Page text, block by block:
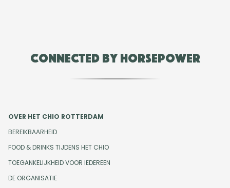
Connected by Horsepower
OVER HET CHIO ROTTERDAM
BEREIKBAARHEID
FOOD & DRINKS TIJDENS HET CHIO
TOEGANKELIJKHEID VOOR IEDEREEN
DE ORGANISATIE